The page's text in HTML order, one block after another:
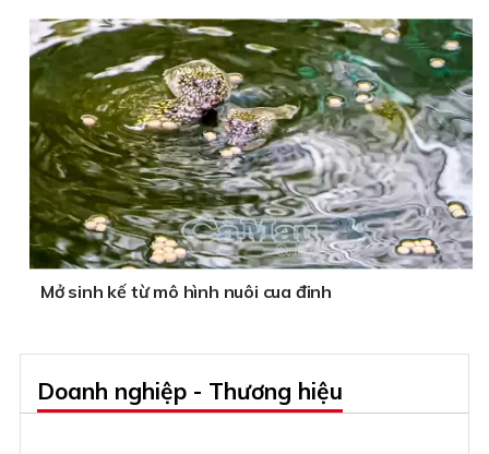
Mở sinh kế từ mô hình nuôi cua đinh
Doanh nghiệp - Thương hiệu